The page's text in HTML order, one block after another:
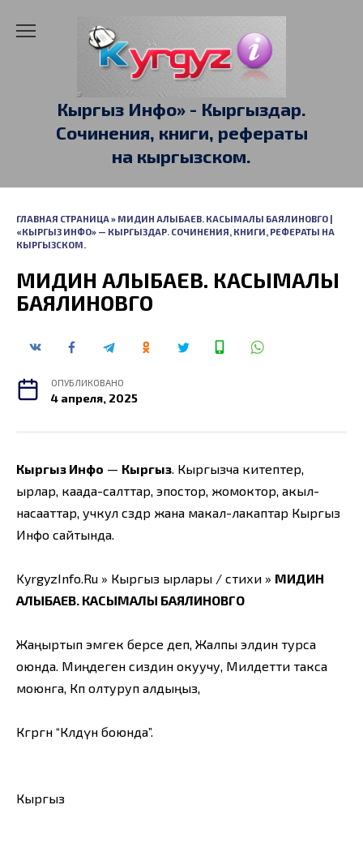
Кыргыз Инфо» - Кыргыздар.
Сочинения, книги, рефераты
на кыргызском.
ГЛАВНАЯ СТРАНИЦА» МИДИН АЛЫБАЕВ. КАСЫМАЛЫ БАЯЛИНОВГО |
«КЫРГЫЗ ИНФО» — КЫРГЫЗДАР. СОЧИНЕНИЯ, КНИГИ, РЕФЕРАТЫ НА
КЫРГЫЗСКОМ.
МИДИН АЛЫБАЕВ. КАСЫМАЛЫ
БАЯЛИНОВГО
ОПУБЛИКОВАНО
4 апреля, 2025
Кыргыз Инфо — Кыргыз . Кыргызча китептер,
ырлар, каада-салттар, эпостор, жомоктор, акыл-
насааттар, учкул сөздөр жана макал-лакаптар Кыргыз
Инфо сайтында.
KyrgyzInfo.Ru » Кыргыз ырлары / стихи » МИДИН
АЛЫБАЕВ. КАСЫМАЛЫ БАЯЛИНОВГО
Жаңыртып эмгек берсе деп, Жалпы элдин турса
оюнда. Миңдеген сиздин окуучу, Милдетти такса
моюнга, Көп олтуруп алдыңыз,
Көгөргөн “Көлдүн боюнда”.
Кыргыз